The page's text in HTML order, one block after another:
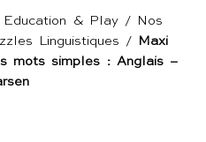
Education & Play/
Nos
Linguistiques /
Maxi
mots simples : Anglais –